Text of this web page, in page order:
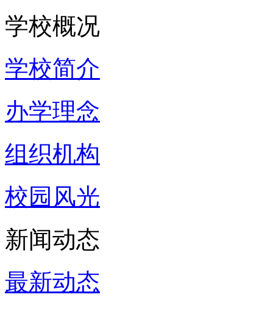
学校概况
学校简介
办学理念
组织机构
校园风光
新闻动态
最新动态